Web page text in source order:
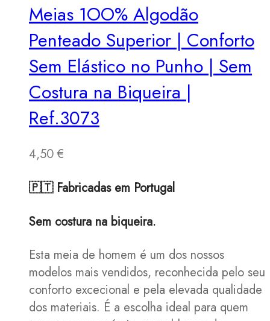
Meias 1OO% Algodão
Penteado Superior | Conforto
Sem Elástico no Punho | Sem
Costura na Biqueira |
Ref.3073
4,50 €
🇵🇹 Fabricadas em Portugal
Sem costura na biqueira.
Esta meia de homem é um dos nossos
modelos mais vendidos, reconhecida pelo seu
conforto excecional e pela elevada qualidade
dos materiais. É a escolha ideal para quem